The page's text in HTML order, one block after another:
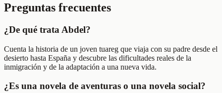
Preguntas frecuentes
¿De qué trata Abdel?
Cuenta la historia de un joven tuareg que viaja con su padre desde el
desierto hasta España y descubre las dificultades reales de la
inmigración y de la adaptación a una nueva vida.
¿Es una novela de aventuras o una novela social?